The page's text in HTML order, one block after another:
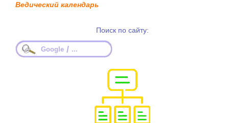
Ведический календарь
Поиск по сайту:
Google / ...